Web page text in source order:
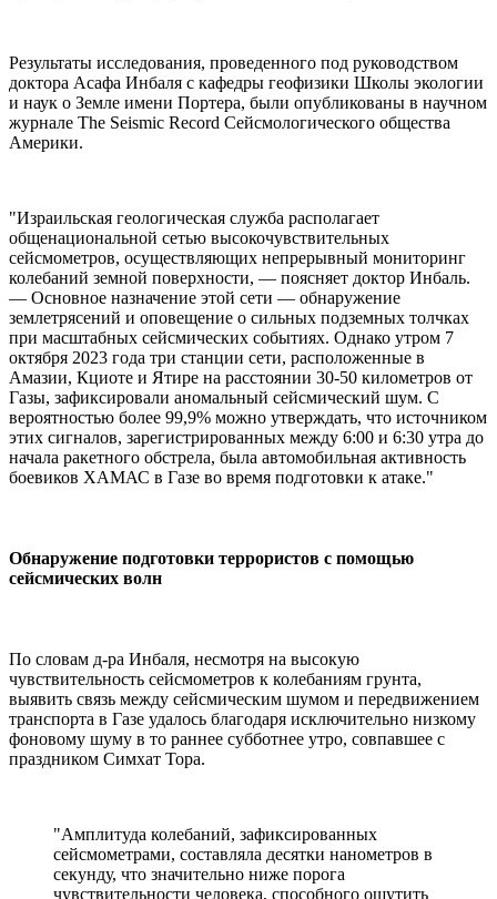
Результаты исследования, проведенного под руководством
доктора Асафа Инбаля с кафедры геофизики Школы экологии
и наук о Земле имени Портера, были опубликованы в научном
журнале The Seismic Record Сейсмологического общества
Америки.
"Израильская геологическая служба располагает
общенациональной сетью высокочувствительных
сейсмометров, осуществляющих непрерывный мониторинг
колебаний земной поверхности, — поясняет доктор Инбаль.
— Основное назначение этой сети — обнаружение
землетрясений и оповещение о сильных подземных толчках
при масштабных сейсмических событиях. Однако утром 7
октября 2023 года три станции сети, расположенные в
Амазии, Кциоте и Ятире на расстоянии 30-50 километров от
Газы, зафиксировали аномальный сейсмический шум. С
вероятностью более 99,9% можно утверждать, что источником
этих сигналов, зарегистрированных между 6:00 и 6:30 утра до
начала ракетного обстрела, была автомобильная активность
боевиков ХАМАС в Газе во время подготовки к атаке."
Обнаружение подготовки террористов с помощью
сейсмических волн
По словам д-ра Инбаля, несмотря на высокую
чувствительность сейсмометров к колебаниям грунта,
выявить связь между сейсмическим шумом и передвижением
транспорта в Газе удалось благодаря исключительно низкому
фоновому шуму в то раннее субботнее утро, совпавшее с
праздником Симхат Тора.
"Амплитуда колебаний, зафиксированных
сейсмометрами, составляла десятки нанометров в
секунду, что значительно ниже порога
чувствительности человека, способного ощутить